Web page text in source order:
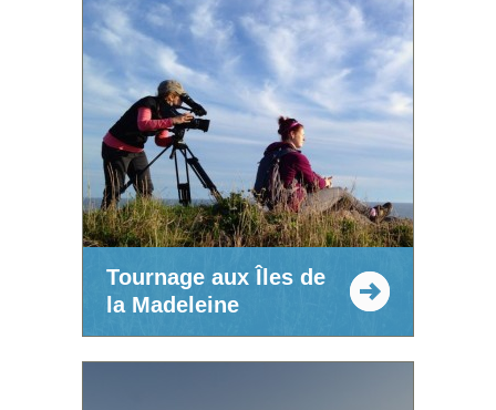
Tournage aux Îles de
la Madeleine